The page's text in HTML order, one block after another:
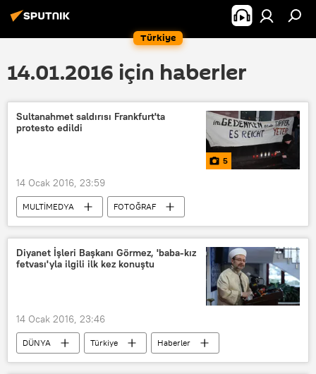
Türkiye
14.01.2016 için haberler
Sultanahmet saldırısı Frankfurt'ta
protesto edildi
5
14 Ocak 2016, 23:59
MULTİMEDYA
FOTOĞRAF
Sultanahmet
Almanya
Frankfurt
TÜRKİYE
Ankara ve İstanbul'da terör saldırıları
Diyanet İşleri Başkanı Görmez, 'baba-kız
fetvası'yla ilgili ilk kez konuştu
14 Ocak 2016, 23:46
DÜNYA Türkiye
Haberler
TÜRKİYE
Mehmet Görmez